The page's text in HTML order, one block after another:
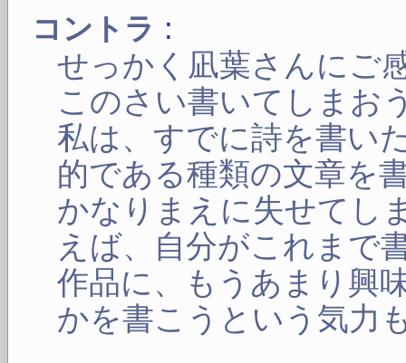
コントラ :
せっかく凪葉さんにご
このさい書いてしまお
私は、すでに詩を書い
的である種類の文章を
かなりまえに失せてし
えば、自分がこれまで
作品に、もうあまり興
かを書こうという気力